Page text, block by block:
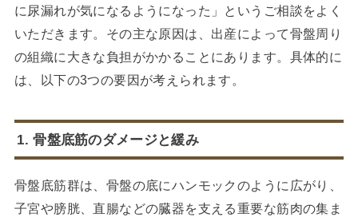
に尿漏れが気になるようになった」というご相談をよく
いただきます。その主な原因は、出産によって骨盤周り
の組織に大きな負担がかかることにあります。具体的に
は、以下の3つの要因が考えられます。
1. 骨盤底筋のダメージと緩み
骨盤底筋群は、骨盤の底にハンモックのように広がり、
子宮や膀胱、直腸などの臓器を支える重要な筋肉の集ま